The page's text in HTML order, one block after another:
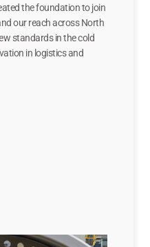
the foundation to join
our reach across North
standards in the cold
in logistics and